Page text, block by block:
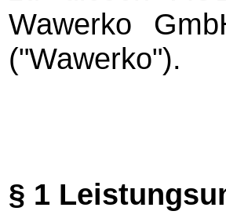
Wawerko
("Wawerko").
§ 1